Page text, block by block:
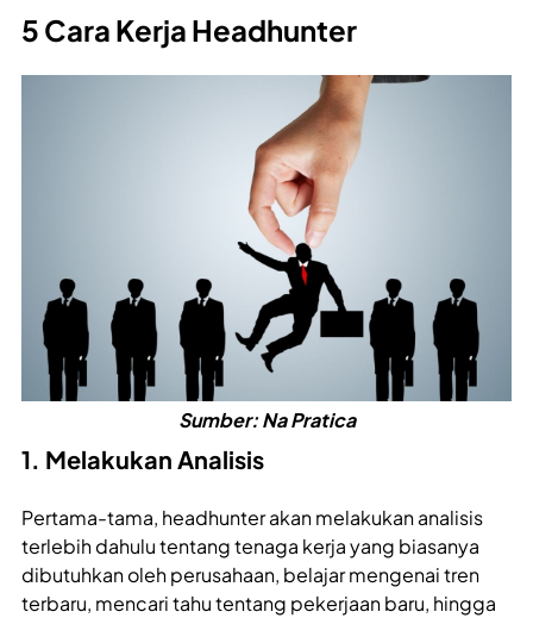
5 Cara Kerja Headhunter
Sumber: Na Pratica
1. Melakukan Analisis
Pertama-tama, headhunter akan melakukan analisis
terlebih dahulu tentang tenaga kerja yang biasanya
dibutuhkan oleh perusahaan, belajar mengenai tren
terbaru, mencari tahu tentang pekerjaan baru, hingga